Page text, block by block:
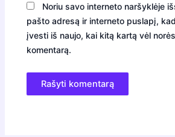
Noriu savo interneto naršyklėje
pašto adresą ir interneto puslapį,
įvesti iš naujo, kai kitą kartą vėl
komentarą.